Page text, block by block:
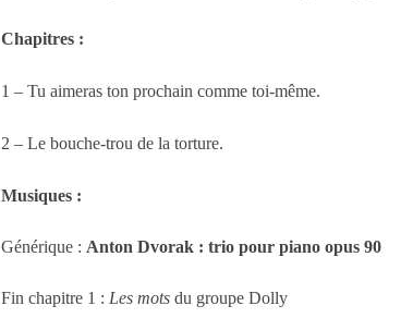
Chapitres :
1 –Tu aimeras ton prochain comme toi-même.
2 – Le bouche-trou de la torture.
Musiques :
Générique : Anton Dvorak : trio pour piano opus 90
Fin chapitre 1 :Lesmots du groupeDolly